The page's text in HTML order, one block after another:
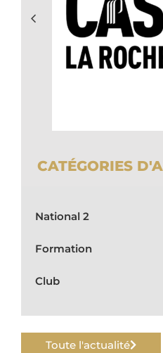
CATÉGORIES
National 2
Formation
Club
Toute l'actualité